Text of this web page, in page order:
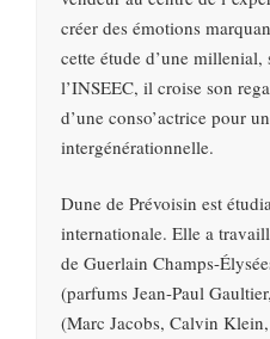
créer des émotions
cette étude d’une
l’INSEEC, il croise son
d’une conso’actrice pour
intergénérationnelle.
Dune de Prévoisin est
internationale. Elle a
de Guerlain Champs-
(parfums Jean-Paul
(Marc Jacobs, Calvin